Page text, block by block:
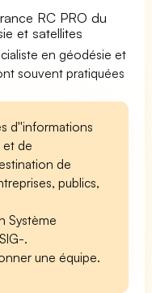
RC PRO du
et satellites
en géodésie et
souvent pratiquées
d''informations
et de
de
publics,
Système
.
une équipe.